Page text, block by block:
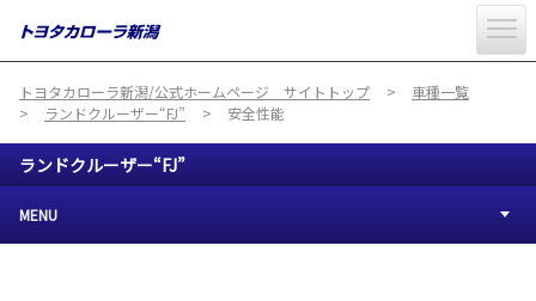
トヨタカローラ新潟/公式ホームページ サイトトップ
車種一覧
ランドクルーザー“FJ”
安全性能
ランドクルーザー“FJ”
MENU